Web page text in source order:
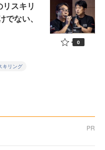
スキリ
ない、
キリング
0
PR